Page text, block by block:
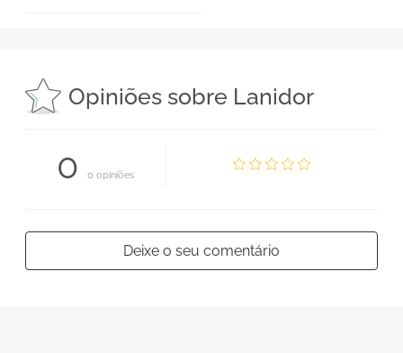
Opiniões sobre Lanidor
0 0 opiniões
Deixe o seu comentário